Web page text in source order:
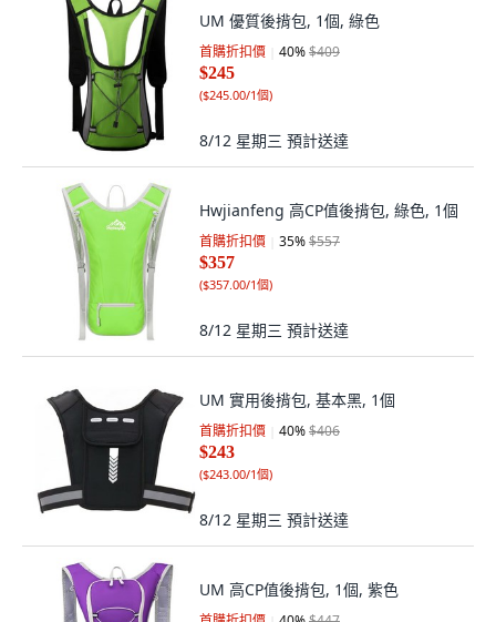
UM 優質後揹包, 1個, 綠色
首購折扣價 40%$409
$245
($245.00/1個)
8/12 星期三 預計送達
Hwjianfeng 高CP值後揹包, 綠色, 1個
首購折扣價 35%$557
$357
($357.00/1個)
8/12 星期三 預計送達
UM 實用後揹包, 基本黑, 1個
首購折扣價 40%$406
$243
($243.00/1個)
8/12 星期三 預計送達
UM 高CP值後揹包, 1個, 紫色